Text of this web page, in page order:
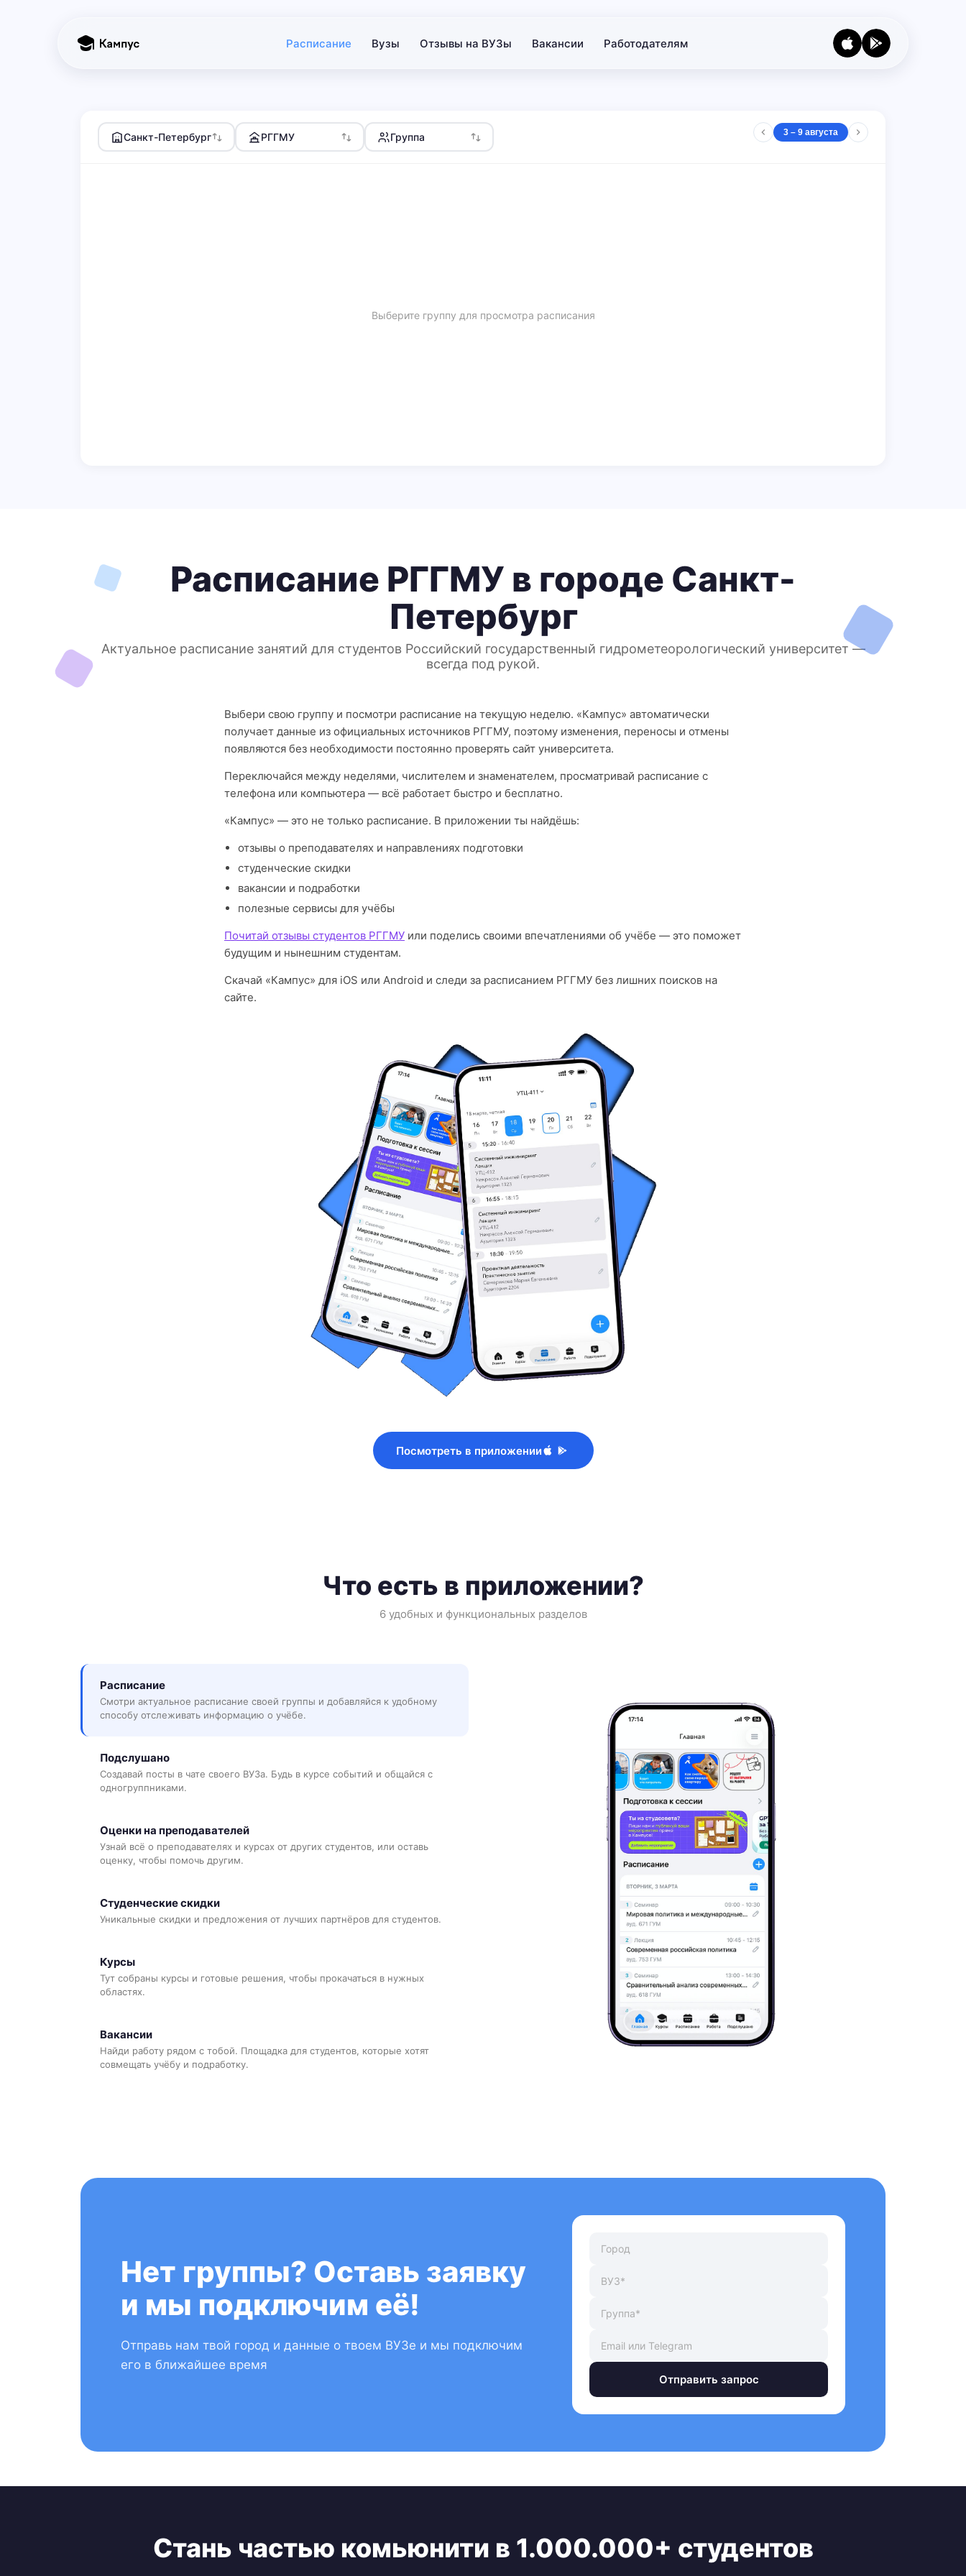
Расписание Вузы Отзывы на ВУЗы Вакансии Работодателям
Санкт-Петербург РГГМУ Группа 3 – 9 августа
Выберите группу для просмотра расписания
Расписание РГГМУ в городе Санкт-
Петербург
Актуальное расписание занятий для студентов Российский государственный гидрометеорологический университет —
всегда под рукой.
Выбери свою группу и посмотри расписание на текущую неделю. «Кампус» автоматически
получает данные из официальных источников РГГМУ, поэтому изменения, переносы и отмены
появляются без необходимости постоянно проверять сайт университета.
Переключайся между неделями, числителем и знаменателем, просматривай расписание с
телефона или компьютера — всё работает быстро и бесплатно.
«Кампус» — это не только расписание. В приложении ты найдёшь:
отзывы о преподавателях и направлениях подготовки
студенческие скидки
вакансии и подработки
полезные сервисы для учёбы
Почитай отзывы студентов РГГМУ или поделись своими впечатлениями об учёбе — это поможет
будущим и нынешним студентам.
Скачай «Кампус» для iOS или Android и следи за расписанием РГГМУ без лишних поисков на
сайте.
Посмотреть в приложении
Что есть в приложении?
6 удобных и функциональных разделов
Расписание
Смотри актуальное расписание своей группы и добавляйся к удобному
способу отслеживать информацию о учёбе.
Подслушано
Создавай посты в чате своего ВУЗа. Будь в курсе событий и общайся с
одногруппниками.
Оценки на преподавателей
Узнай всё о преподавателях и курсах от других студентов, или оставь
оценку, чтобы помочь другим.
Студенческие скидки
Уникальные скидки и предложения от лучших партнёров для студентов.
Курсы
Тут собраны курсы и готовые решения, чтобы прокачаться в нужных
областях.
Вакансии
Найди работу рядом с тобой. Площадка для студентов, которые хотят
совмещать учёбу и подработку.
Нет группы? Оставь заявку
и мы подключим её!
Отправь нам твой город и данные о твоем ВУЗе и мы подключим
его в ближайшее время
Отправить запрос
Стань частью комьюнити в 1.000.000+ студентов